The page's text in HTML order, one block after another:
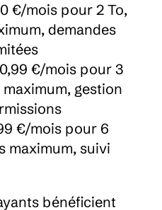
€/mois pour 2 To,
demandes
€/mois pour 3
gestion
€/mois pour 6
maximum, suivi
bénéficient